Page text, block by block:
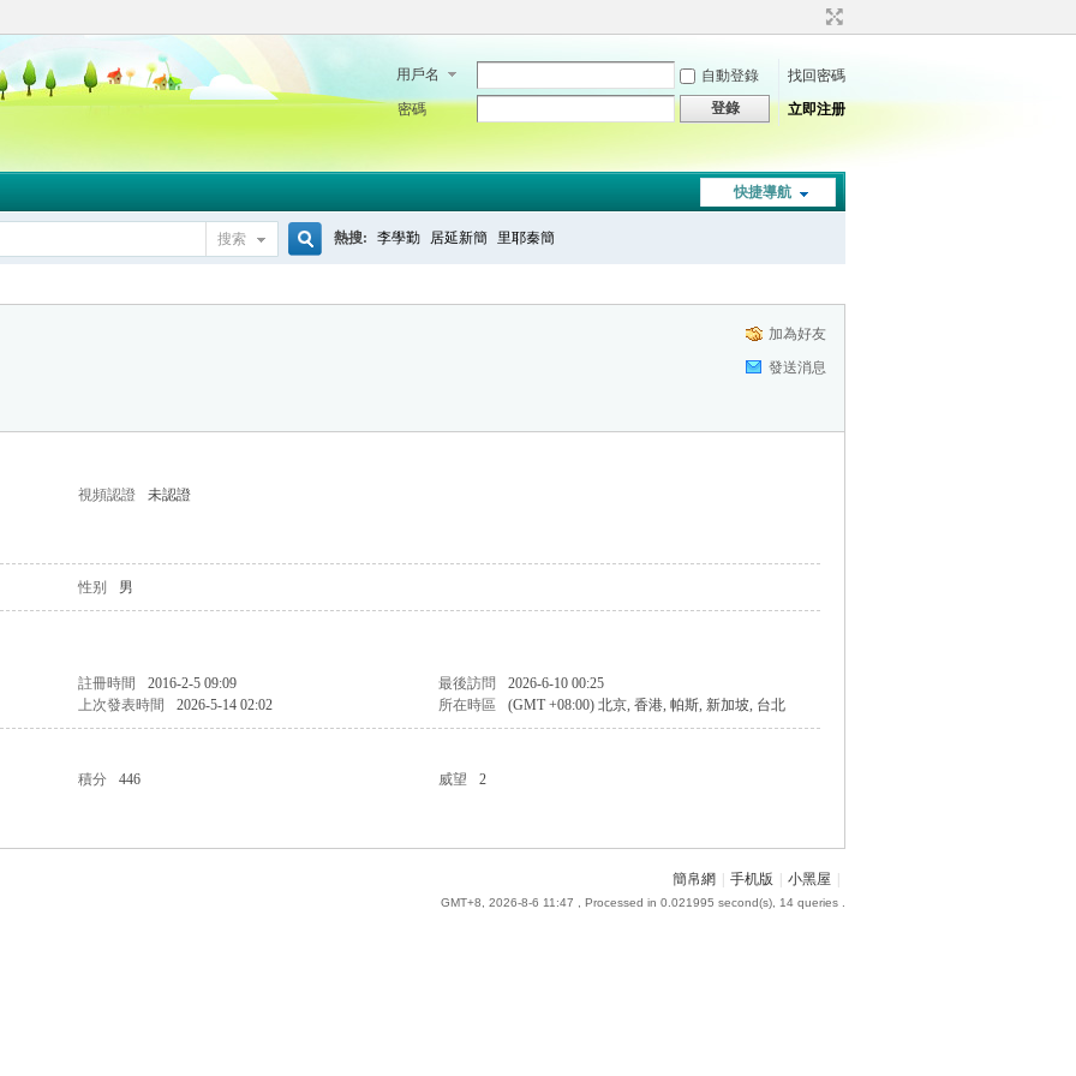
用戶名 自動登錄
找回密碼
密碼
登錄 立即注册
快捷導航
搜索 熱搜: 李學勤 居延新簡 里耶秦簡
加為好友
發送消息
視頻認證 未認證
性别 男
註冊時間 2016-2-5 09:09 最後訪問
2026-6-10 00:25
上次發表時間
2026-5-14 02:02 所在時區 (GMT +08:00) 北京, 香港, 帕斯, 新加坡, 台北
積分 446 威望 2
簡帛網 手机版 小黑屋
GMT+8, 2026-8-6 11:47 , Processed in 0.021995 second(s), 14 queries .